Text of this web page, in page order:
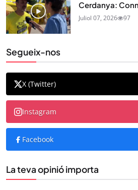
Cerdanya:
Juliol 07, 2026 97
Segueix-nos
X (Twitter)
Instagram
Facebook
La teva opinió importa